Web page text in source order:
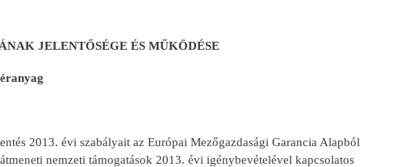
JELENTŐSÉGE ÉS MŰKÖDÉSE
2013. évi szabályait az Európai Mezőgazdasági Garancia Alapból
nemzeti támogatások 2013. évi igénybevételével kapcsolatos